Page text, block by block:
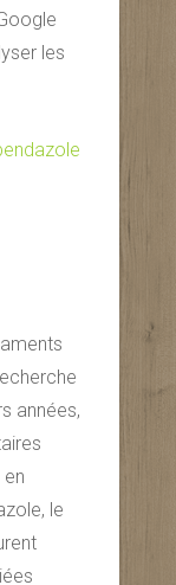
les
années,
le